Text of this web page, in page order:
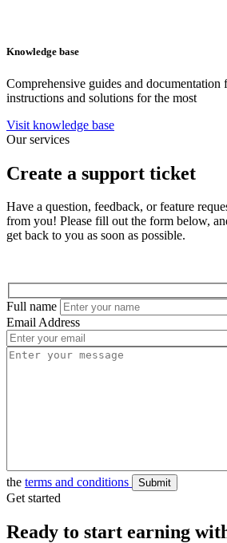
Knowledge base
Comprehensive guides and documentation
instructions and solutions for the most
Visit knowledge base
Our services
Create a support ticket
Have a question, feedback, or feature
from you! Please fill out the form below,
get back to you as soon as possible.
Full name
Email Address
the terms and conditions
Get started
Ready to start earning